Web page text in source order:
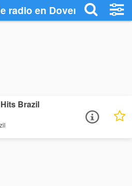
radio en Doverlândia -
Brazil